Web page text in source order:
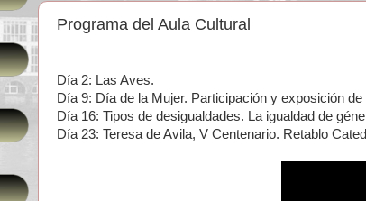
Programa del Aula Cultural
Día 2: Las Aves.
Día 9: Día de la Mujer. Participación y exposición
Día 16: Tipos de desigualdades. La igualdad de
Día 23: Teresa de Avila, V Centenario. Retablo